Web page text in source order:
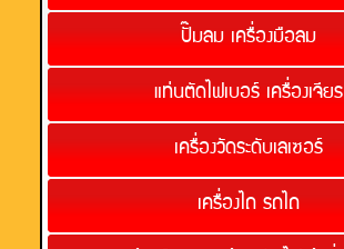
ปั๊มลม เครื่องมือลม
แท่นตัดไฟเบอร์ เครื่องเจียร
เครื่องวัดระดับเลเซอร์
เครื่องไถ รถไถ